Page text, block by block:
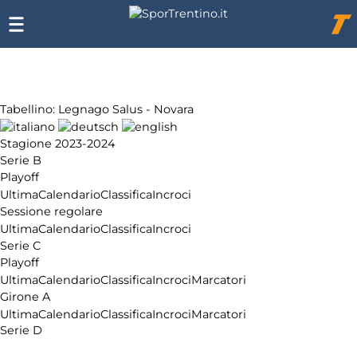
Tabellino: Legnago Salus - Novara
Stagione 2023-2024
Serie B
Playoff
UltimaCalendarioClassificaIncroci
Sessione regolare
UltimaCalendarioClassificaIncroci
Serie C
Playoff
UltimaCalendarioClassificaIncrociMarcatori
Girone A
UltimaCalendarioClassificaIncrociMarcatori
Serie D
Chi
siamo
Affiliazione